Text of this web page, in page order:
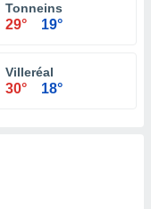
Tonneins
29° 19°
Villeréal
30° 18°